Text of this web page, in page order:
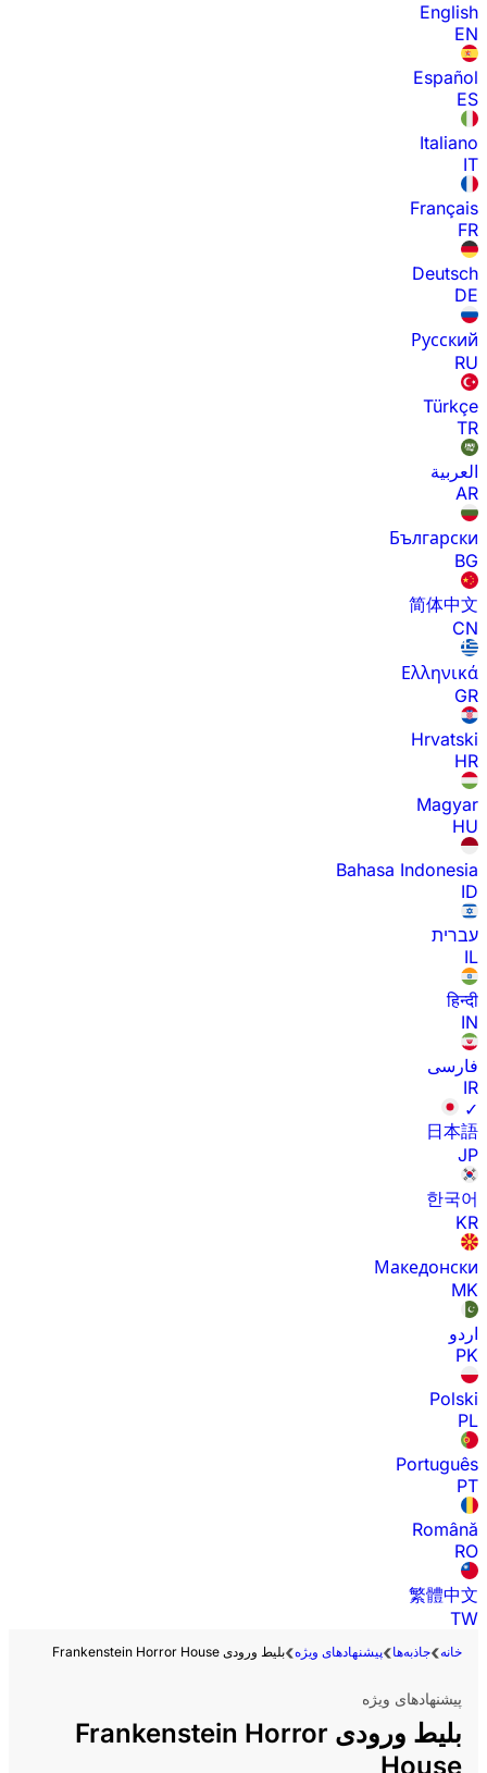
English
EN
Español
ES
Italiano
IT
Français
FR
Deutsch
DE
Русский
RU
Türkçe
TR
العربية
AR
Български
BG
简体中文
CN
Ελληνικά
GR
Hrvatski
HR
Magyar
HU
Bahasa Indonesia
ID
עברית
IL
हिन्दी
IN
فارسی
IR
✓
日本語
JP
한국어
KR
Македонски
MK
اردو
PK
Polski
PL
Português
PT
Română
RO
繁體中文
TW
خانه جاذبه‌ها پیشنهادهای ویژه بلیط ورودی Frankenstein Horror House
پیشنهادهای ویژه
بلیط ورودی Frankenstein Horror
House